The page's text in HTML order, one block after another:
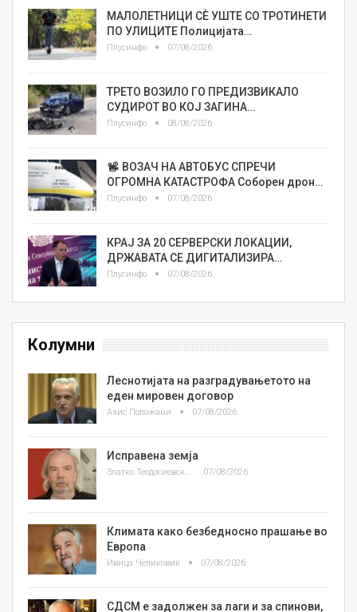
МАЛОЛЕТНИЦИ СÈ УШТЕ СО ТРОТИНЕТИ
ПО УЛИЦИТЕ Полицијата…
Плусинфо 07/08/2026
ТРЕТО ВОЗИЛО ГО ПРЕДИЗВИКАЛО
СУДИРОТ ВО КОЈ ЗАГИНА…
Плусинфо 08/08/2026
ВОЗАЧ НА АВТОБУС СПРЕЧИ
ОГРОМНА КАТАСТРОФА Соборен дрон…
Плусинфо 07/08/2026
КРАЈ ЗА 20 СЕРВЕРСКИ ЛОКАЦИИ,
ДРЖАВАТА СЕ ДИГИТАЛИЗИРА…
Плусинфо 07/08/2026
Колумни
Леснотијата на разградувањетото на
еден мировен договор
Азис Положани 07/08/2026
Исправена земја
Златко Теодосиевски 07/08/2026
Климата како безбедносно прашање во
Европа
Ивица Челиковиќ 07/08/2026
СДСМ е задолжен за лаги и за спинови,